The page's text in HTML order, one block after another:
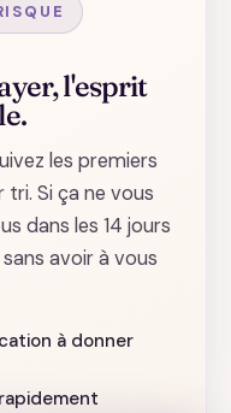
l'esprit
les premiers
Si ça ne vous
dans les 14 jours
avoir à vous
à donner